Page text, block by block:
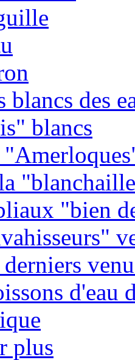
blancs des
blancs
"bien
d'eau
plus